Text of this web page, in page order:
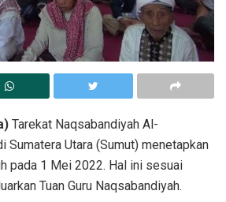
Tarekat Naqsabandiyah Al-
Sumatera Utara (Sumut) menetapkan
pada 1 Mei 2022. Hal ini sesuai
Tuan Guru Naqsabandiyah.